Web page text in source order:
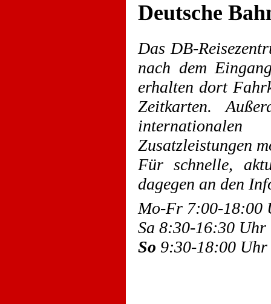
Deutsche
Das DB-
nach dem
erhalten dort
Zeitkarten.
Zusatzleistungen
Für schnelle,
dagegen an den
Mo-Fr 7:00-
Sa 8:30-16:30
So 9:30-18:00 Uhr